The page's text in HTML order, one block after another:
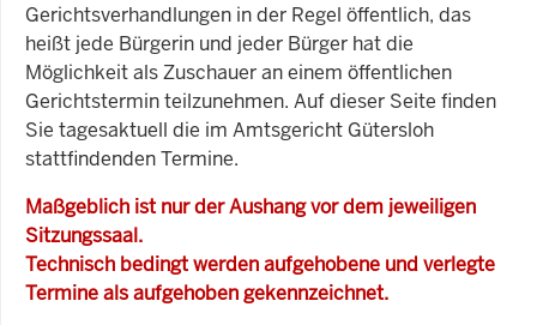
Gerichtsverhandlungen in der Regel öffentlich, das
heißt jede Bürgerin und jeder Bürger hat die
Möglichkeit als Zuschauer an einem öffentlichen
Gerichtstermin teilzunehmen. Auf dieser Seite finden
Sie tagesaktuell die im Amtsgericht Gütersloh
stattfindenden Termine.
Maßgeblich ist nur der Aushang vor dem jeweiligen
Sitzungssaal.
Technisch bedingt werden aufgehobene und verlegte
Termine als aufgehoben gekennzeichnet.